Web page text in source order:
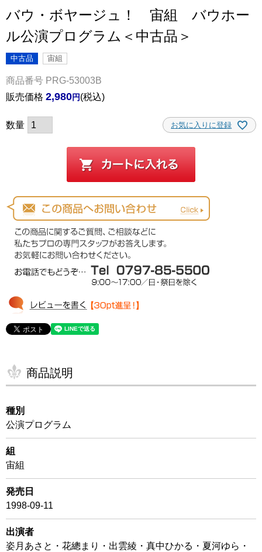
バウ・ボヤージュ！ 宙組 バウホー
ル公演プログラム＜中古品＞
中古品 宙組
商品番号 PRG-53003B
販売価格 2,980 税込
お気に入りに登録
商品説明
種別
公演プログラム
組
宙組
発売日
1998-09-11
出演者
姿月あさと・花總まり・出雲綾・真中ひかる・夏河ゆら・